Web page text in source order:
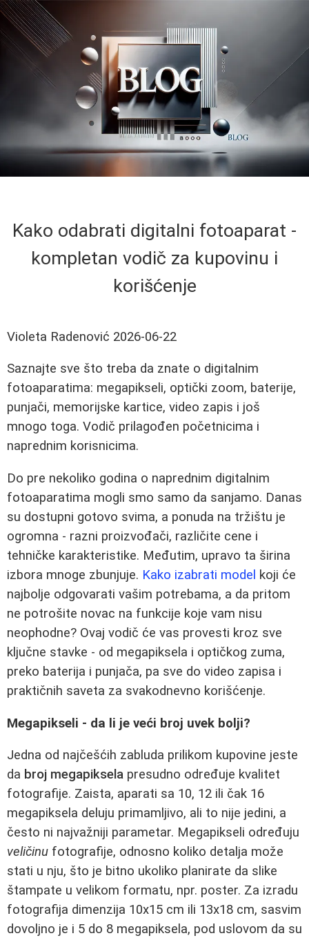
Kako odabrati digitalni fotoaparat -
kompletan vodič za kupovinu i
korišćenje
Violeta Radenović 2026-06-22
Saznajte sve što treba da znate o digitalnim
fotoaparatima: megapikseli, optički zoom, baterije,
punjači, memorijske kartice, video zapis i još
mnogo toga. Vodič prilagođen početnicima i
naprednim korisnicima.
Do pre nekoliko godina o naprednim digitalnim
fotoaparatima mogli smo samo da sanjamo. Danas
su dostupni gotovo svima, a ponuda na tržištu je
ogromna - razni proizvođači, različite cene i
tehničke karakteristike. Međutim, upravo ta širina
izbora mnoge zbunjuje. Kako izabrati model koji će
najbolje odgovarati vašim potrebama, a da pritom
ne potrošite novac na funkcije koje vam nisu
neophodne? Ovaj vodič će vas provesti kroz sve
ključne stavke - od megapiksela i optičkog zuma,
preko baterija i punjača, pa sve do video zapisa i
praktičnih saveta za svakodnevno korišćenje.
Megapikseli - da li je veći broj uvek bolji?
Jedna od najčešćih zabluda prilikom kupovine jeste
da broj megapiksela presudno određuje kvalitet
fotografije. Zaista, aparati sa 10, 12 ili čak 16
megapiksela deluju primamljivo, ali to nije jedini, a
često ni najvažniji parametar. Megapikseli određuju
veličinu fotografije, odnosno koliko detalja može
stati u nju, što je bitno ukoliko planirate da slike
štampate u velikom formatu, npr. poster. Za izradu
fotografija dimenzija 10x15 cm ili 13x18 cm, sasvim
dovoljno je i 5 do 8 megapiksela, pod uslovom da su